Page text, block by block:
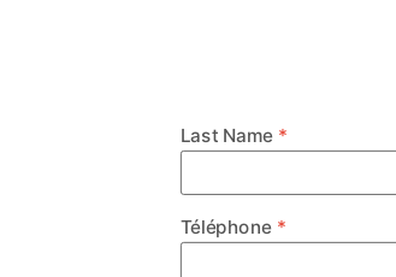
Last Name
Téléphone